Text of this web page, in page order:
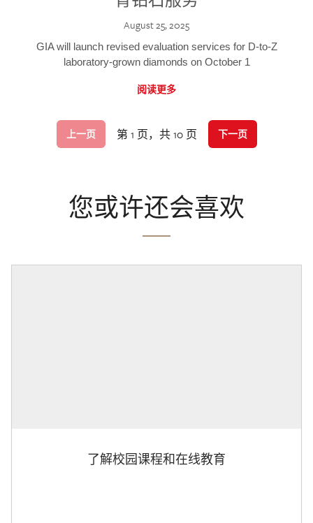
August 25, 2025
GIA will launch revised evaluation services for D-to-Z
laboratory-grown diamonds on October 1
阅读更多
上一页 第 1 页，共 10 页 下一页
您或许还会喜欢
了解校园课程和在线教育